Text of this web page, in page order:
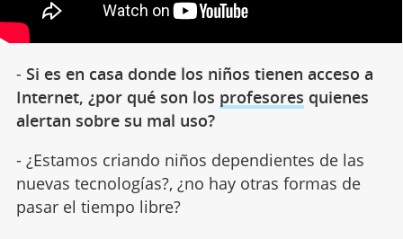
- Si es en casa donde los niños tienen acceso a
Internet, ¿por qué son los profesores quienes
alertan sobre su mal uso?
- ¿Estamos criando niños dependientes de las
nuevas tecnologías?, ¿no hay otras formas de
pasar el tiempo libre?